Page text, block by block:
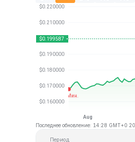
Последнее обновление: 14:28 GMT+0
Период